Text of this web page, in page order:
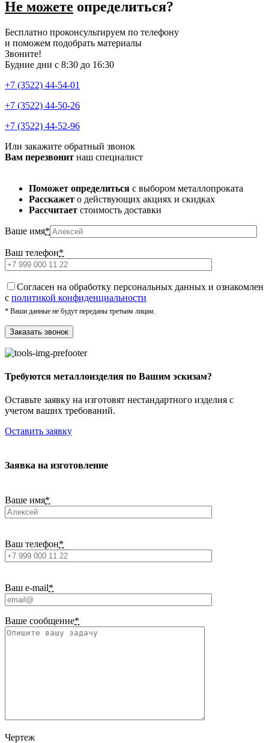
Не можете определиться?
Бесплатно проконсультируем по телефону
и поможем подобрать материалы
Звоните!
Будние дни с 8:30 до 16:30
+7 (3522) 44-54-01
+7 (3522) 44-50-26
+7 (3522) 44-52-96
Или закажите обратный звонок
Вам перезвонит наш специалист
Поможет определиться с выбором металлопроката
Расскажет о действующих акциях и скидках
Рассчитает стоимость доставки
Ваше имя*
Ваш телефон*
Cогласен на обработку персональных данных и ознакомлен
с политикой конфиденциальности
* Ваши данные не будут переданы третьим лицам.
Требуются металлоизделия по Вашим эскизам?
Оставьте заявку на изготовят нестандартного изделия с
учетом ваших требований.
Оставить заявку
Заявка на изготовление
Ваше имя*
Ваш телефон*
Ваш e-mail*
Ваше сообщение*
Чертеж